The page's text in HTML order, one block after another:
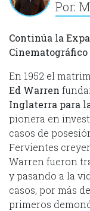
Por:
Continúa la
En 1952 el
Ed Warren
Inglaterra para
pionera en
casos de
Fervientes
Warren fueron
y pasando a la
casos, por más
primeros